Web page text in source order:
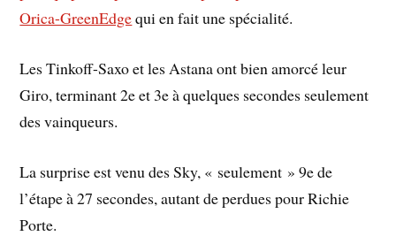
Orica-GreenEdgequi en fait une spécialité.
Les Tinkoff-Saxo et les Astana ont bien amorcé leur
Giro, terminant 2e et 3e à quelques secondes seulement
des vainqueurs.
La surprise est venu des Sky, « seulement » 9e de
l’étape à 27 secondes, autant de perdues pour Richie
Porte.